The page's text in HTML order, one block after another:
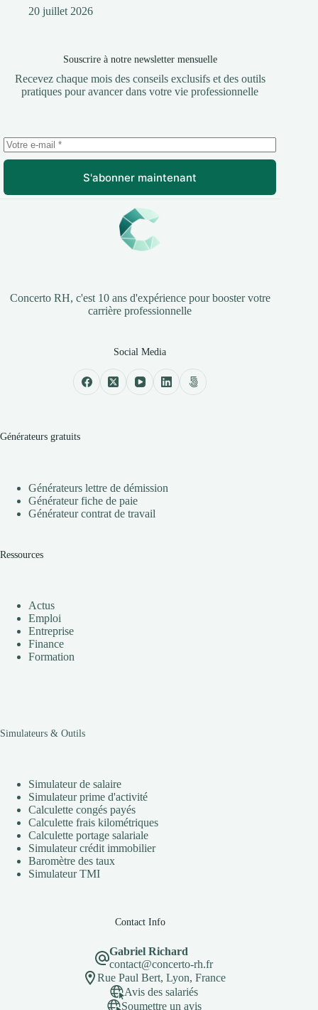
20 juillet 2026
Souscrire à notre newsletter mensuelle
Recevez chaque mois des conseils exclusifs et des outils
pratiques pour avancer dans votre vie professionnelle
S'abonner maintenant
Concerto RH, c'est 10 ans d'expérience pour booster votre
carrière professionnelle
Social Media
Générateurs gratuits
Générateurs lettre de démission
Générateur fiche de paie
Générateur contrat de travail
Ressources
Actus
Emploi
Entreprise
Finance
Formation
Simulateurs & Outils
Simulateur de salaire
Simulateur prime d'activité
Calculette congés payés
Calculette frais kilométriques
Calculette portage salariale
Simulateur crédit immobilier
Baromètre des taux
Simulateur TMI
Contact Info
Gabriel Richard
contact@concerto-rh.fr
Rue Paul Bert, Lyon, France
Avis des salariés
Soumettre un avis